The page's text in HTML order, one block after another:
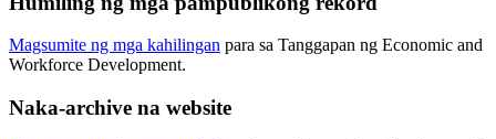
Magsumite ng mga kahilingan para sa Tanggapan ng Economic and
Workforce Development.
Naka-archive na website